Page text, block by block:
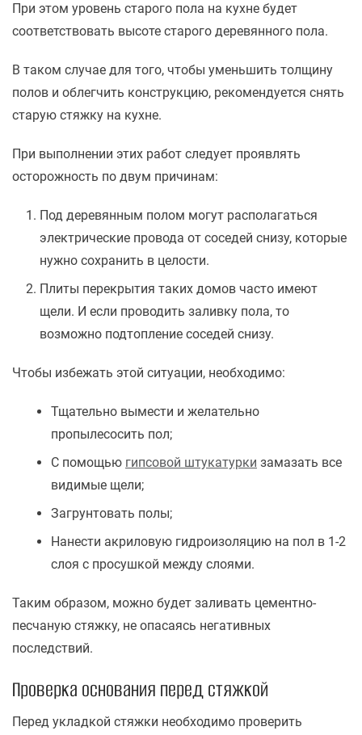
При этом уровень старого пола на кухне будет
соответствовать высоте старого деревянного пола.
В таком случае для того, чтобы уменьшить толщину
полов и облегчить конструкцию, рекомендуется снять
старую стяжку на кухне.
При выполнении этих работ следует проявлять
осторожность по двум причинам:
Под деревянным полом могут располагаться
электрические провода от соседей снизу, которые
нужно сохранить в целости.
Плиты перекрытия таких домов часто имеют
щели. И если проводить заливку пола, то
возможно подтопление соседей снизу.
Чтобы избежать этой ситуации, необходимо:
Тщательно вымести и желательно
пропылесосить пол;
С помощью гипсовой штукатурки замазать все
видимые щели;
Загрунтовать полы;
Нанести акриловую гидроизоляцию на пол в 1-2
слоя с просушкой между слоями.
Таким образом, можно будет заливать цементно-
песчаную стяжку, не опасаясь негативных
последствий.
Проверка основания перед стяжкой
Перед укладкой стяжки необходимо проверить